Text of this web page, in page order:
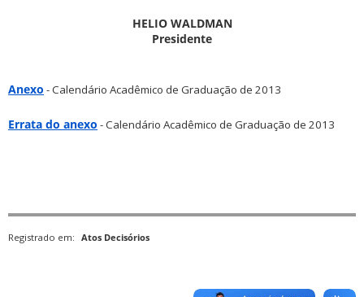
HELIO WALDMAN
Presidente
Anexo - Calendário Acadêmico de Graduação de 2013
Errata do anexo - Calendário Acadêmico de Graduação de 2013
Registrado em: Atos Decisórios